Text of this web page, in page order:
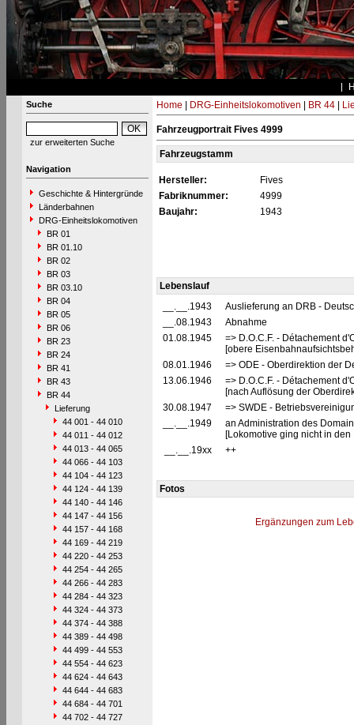
Suche
zur erweiterten Suche
Navigation
Geschichte & Hintergründe
Länderbahnen
DRG-Einheitslokomotiven
BR 01
BR 01.10
BR 02
BR 03
BR 03.10
BR 04
BR 05
BR 06
BR 23
BR 24
BR 41
BR 43
BR 44
Lieferung
44 001 - 44 010
44 011 - 44 012
44 013 - 44 065
44 066 - 44 103
44 104 - 44 123
44 124 - 44 139
44 140 - 44 146
44 147 - 44 156
44 157 - 44 168
44 169 - 44 219
44 220 - 44 253
44 254 - 44 265
44 266 - 44 283
44 284 - 44 323
44 324 - 44 373
44 374 - 44 388
44 389 - 44 498
44 499 - 44 553
44 554 - 44 623
44 624 - 44 643
44 644 - 44 683
44 684 - 44 701
44 702 - 44 727
Home DRG-Einheitslokomotiven BR 44|
Fahrzeugportrait Fives 4999
Fahrzeugstamm
Hersteller:
Fives
Fabriknummer:
4999
Baujahr:
1943
Lebenslauf
__.__.1943
Auslieferung an DRB -
__.08.1943
Abnahme
01.08.1945
=> D.O.C.F. - Détachement
[obere
08.01.1946
=> ODE - Oberdirektion der
13.06.1946
=> D.O.C.F. - Détachement
[nach Auflösung der
30.08.1947
=> SWDE -
__.__.1949
an Administration des
[Lokomotive ging nicht in
__.__.19xx
++
Fotos
Ergänzungen zum